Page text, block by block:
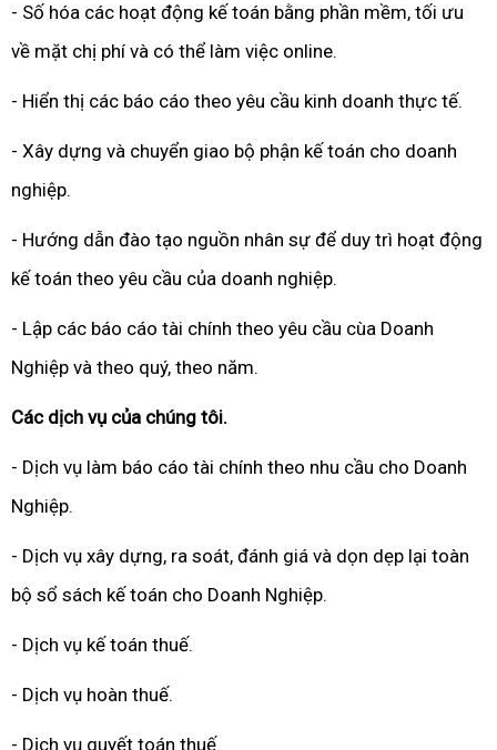
- Số hóa các hoạt động kế toán bằng phần mềm, tối ưu
về mặt chị phí và có thể làm việc online.
- Hiển thị các báo cáo theo yêu cầu kinh doanh thực tế.
- Xây dựng và chuyển giao bộ phận kế toán cho doanh
nghiệp.
- Hướng dẫn đào tạo nguồn nhân sự để duy trì hoạt động
kế toán theo yêu cầu của doanh nghiệp.
- Lập các báo cáo tài chính theo yêu cầu cùa Doanh
Nghiệp và theo quý, theo năm.
Các dịch vụ của chúng tôi.
- Dịch vụ làm báo cáo tài chính theo nhu cầu cho Doanh
Nghiệp.
- Dịch vụ xây dựng, ra soát, đánh giá và dọn dẹp lại toàn
bộ sổ sách kế toán cho Doanh Nghiệp.
- Dịch vụ kế toán thuế.
- Dịch vụ hoàn thuế.
- Dịch vụ quyết toán thuế.